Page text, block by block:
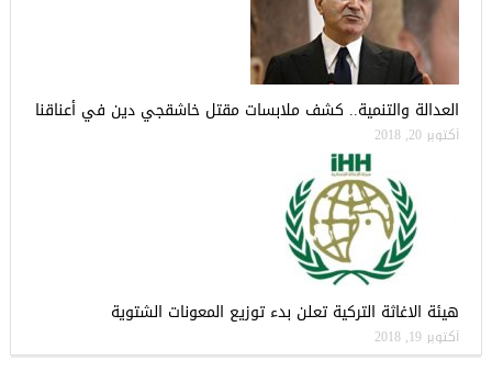
العدالة والتنمية.. كشف ملابسات مقتل خاشقجي دين في أعناقنا
أكتوبر 20, 2018
هيئة الاغاثة التركية تعلن بدء توزيع المعونات الشتوية
أكتوبر 19, 2018